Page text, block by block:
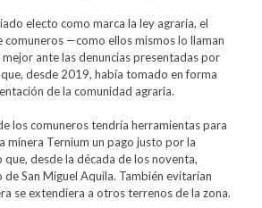
electo como marca la ley agraria, el
—como ellos mismos lo llaman
ante las denuncias presentadas por
desde 2019, había tomado en forma
de la comunidad agraria.
los comuneros tendría herramientas para
minera Ternium un pago justo por la
desde la década de los noventa,
San Miguel Aquila. También evitarían
se extendiera a otros terrenos de la zona.